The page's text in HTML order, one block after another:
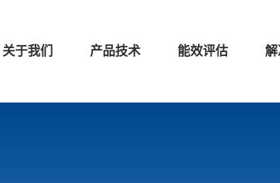
关于我们 产品技术 能效评估 解